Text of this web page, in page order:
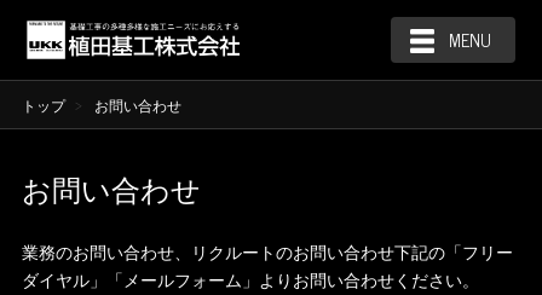
MENU
トップ お問い合わせ
お問い合わせ
業務のお問い合わせ、リクルートのお問い合わせ下記の「フリー
ダイヤル」「メールフォーム」よりお問い合わせください。